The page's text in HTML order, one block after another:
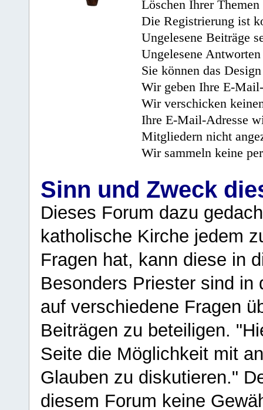
Löschen Ihrer
Die Registrierung ist
Ungelesene Beiträge
Ungelesene
Sie können das
Wir geben Ihre E-
Wir verschicken
Ihre E-Mail-Adresse
Mitgliedern nicht
Wir sammeln keine
Sinn und Zweck
Dieses Forum dazu
katholische Kirche jedem
Fragen hat, kann diese in
Besonders Priester sind in
auf verschiedene Fragen
Beiträgen zu beteiligen.
Seite die Möglichkeit mit
Glauben zu diskutieren."
diesem Forum keine